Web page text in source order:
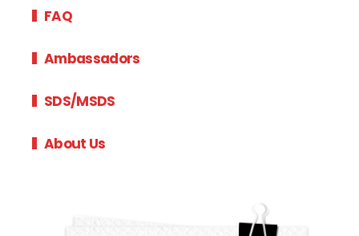
FAQ
Ambassadors
SDS/MSDS
About Us